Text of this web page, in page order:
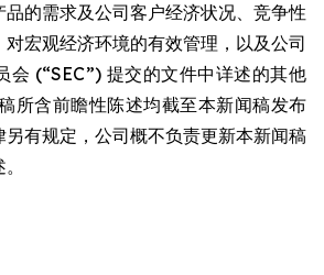
的需求及公司客户经济状况、竞争性
宏观经济环境的有效管理，以及公司
会 (“SEC”) 提交的文件中详述的其他
所含前瞻性陈述均截至本新闻稿发布
另有规定，公司概不负责更新本新闻稿